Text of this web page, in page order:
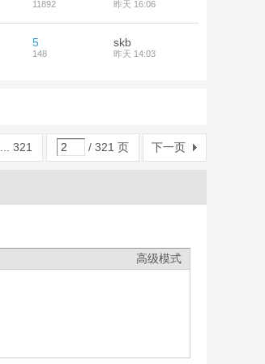
11892 昨天 16:06
5
148
skb
昨天 14:03
... 321 / 321 页 下一页
高级模式